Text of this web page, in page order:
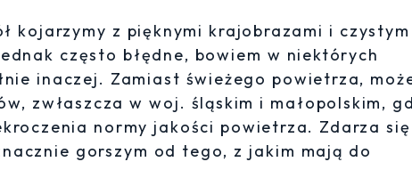
kojarzymy z pięknymi krajobrazami i czystym
często błędne, bowiem w niektórych
inaczej. Zamiast świeżego powietrza,
zwłaszcza w woj. śląskim i małopolskim,
normy jakości powietrza. Zdarza się
gorszym od tego, z jakim mają do